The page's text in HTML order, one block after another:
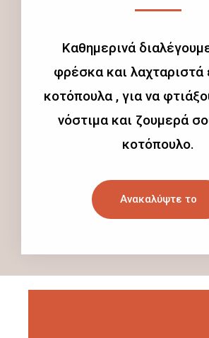
Καθημερινά
φρέσκα και λαχταριστά
κοτόπουλα , για να
νόστιμα και ζουμερά
κοτόπουλο.
Ανακαλύψτε το